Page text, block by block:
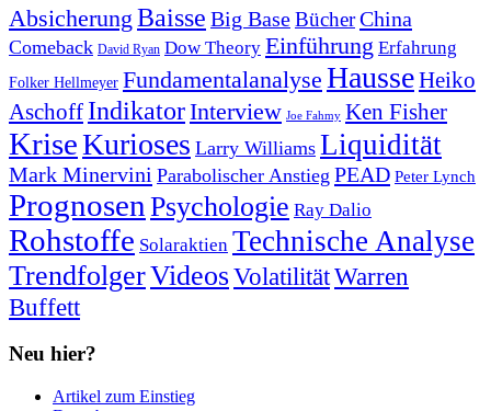
Absicherung Baisse Big BaseBücherChina
Comeback David Ryan Dow Theory Einführung Erfahrung
Folker Hellmeyer Fundamentalanalyse HausseHeiko
Aschoff IndikatorInterview Joe Fahmy Ken Fisher
KriseKurioses Larry Williams Liquidität
Mark Minervini Parabolischer Anstieg PEAD Peter Lynch
Prognosen Psychologie Ray Dalio
Rohstoffe Solaraktien Technische Analyse
TrendfolgerVideosVolatilitätWarren
Buffett
Neu hier?
Artikel zum Einstieg